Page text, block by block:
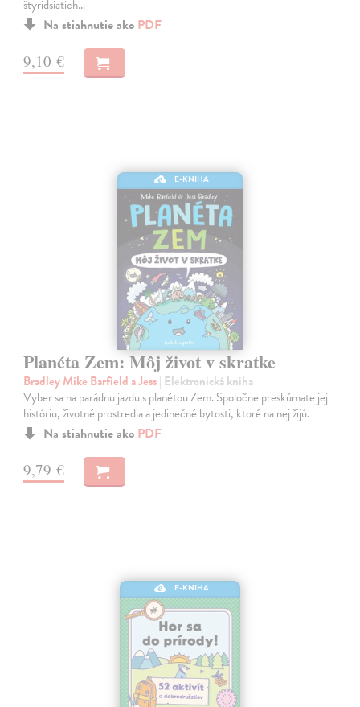
štyridsiatich…
Na stiahnutie ako PDF
9,10 €
E-KNIHA
Planéta Zem: Môj život v skratke
Bradley Mike Barfield a Jess| Elektronická kniha
Vyber sa na parádnu jazdu s planétou Zem. Spoločne preskúmate jej
históriu, životné prostredia a jedinečné bytosti, ktoré na nej žijú.
Na stiahnutie ako PDF
9,79 €
E-KNIHA